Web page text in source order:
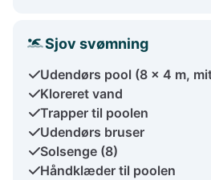
Sjov svømning
Udendørs pool (8 x 4 m,
Kloreret vand
Trapper til poolen
Udendørs bruser
Solsenge (8)
Håndklæder til poolen